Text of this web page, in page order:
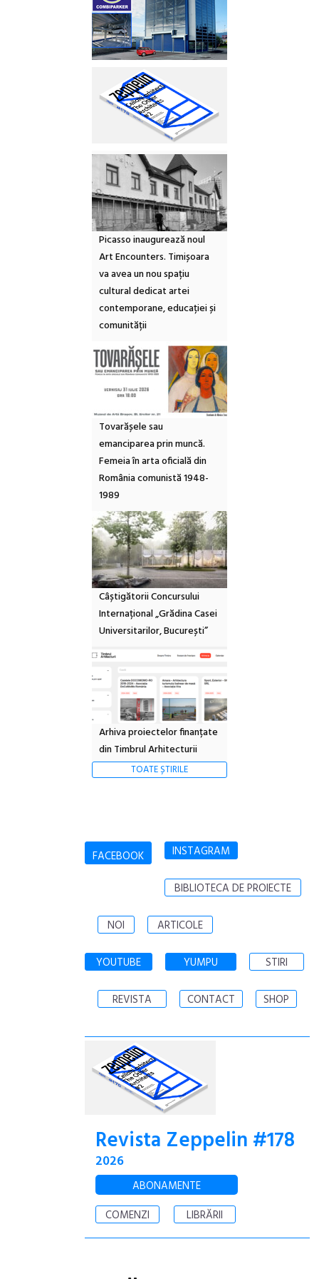
Picasso inaugurează noul
Art Encounters. Timișoara
va avea un nou spațiu
cultural dedicat artei
contemporane, educației și
comunității
Tovarășele sau
emanciparea prin muncă.
Femeia în arta oficială din
România comunistă 1948-
1989
Câștigătorii Concursului
Internațional „Grădina Casei
Universitarilor, București”
Arhiva proiectelor finanțate
din Timbrul Arhitecturii
TOATE ȘTIRILE
FACEBOOK INSTAGRAM
BIBLIOTECA DE PROIECTE
NOI ARTICOLE
YOUTUBE YUMPU STIRI
REVISTA CONTACT SHOP
Revista Zeppelin #178
2026
ABONAMENTE
COMENZI
LIBRĂRII